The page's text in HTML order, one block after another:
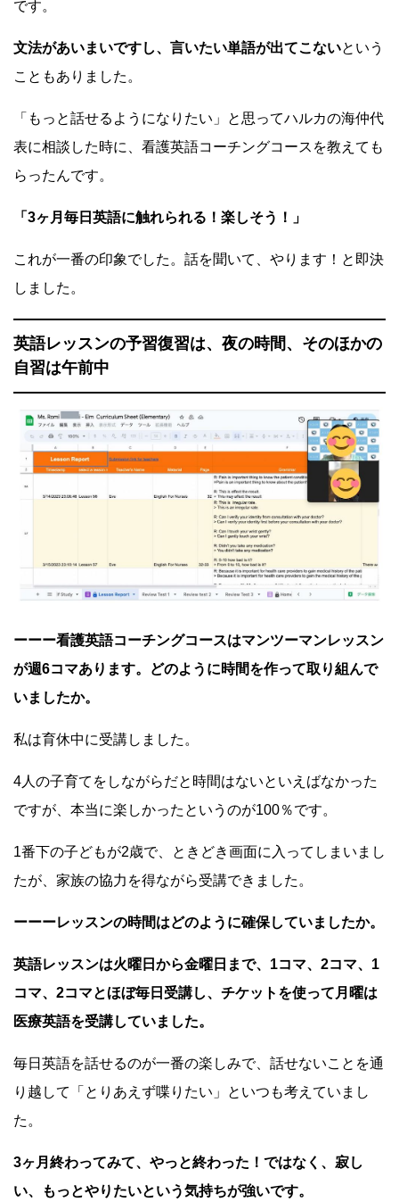
です。
文法があいまいですし、言いたい単語が出てこないという
こともありました。
「もっと話せるようになりたい」と思ってハルカの海仲代
表に相談した時に、看護英語コーチングコースを教えても
らったんです。
「3ヶ月毎日英語に触れられる！楽しそう！」
これが一番の印象でした。話を聞いて、やります！と即決
しました。
英語レッスンの予習復習は、夜の時間、そのほかの
自習は午前中
ーーー看護英語コーチングコースはマンツーマンレッスン
が週6コマあります。どのように時間を作って取り組んで
いましたか。
私は育休中に受講しました。
4人の子育てをしながらだと時間はないといえばなかった
ですが、本当に楽しかったというのが100％です。
1番下の子どもが2歳で、ときどき画面に入ってしまいまし
たが、家族の協力を得ながら受講できました。
ーーーレッスンの時間はどのように確保していましたか。
英語レッスンは火曜日から金曜日まで、1コマ、2コマ、1
コマ、2コマとほぼ毎日受講し、チケットを使って月曜は
医療英語を受講していました。
毎日英語を話せるのが一番の楽しみで、話せないことを通
り越して「とりあえず喋りたい」といつも考えていまし
た。
3ヶ月終わってみて、やっと終わった！ではなく、寂し
い、もっとやりたいという気持ちが強いです。